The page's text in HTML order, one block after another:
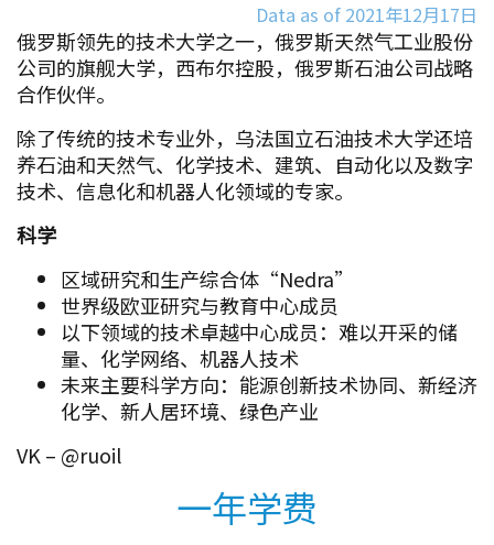
Data as of 2021年12月17日
俄罗斯领先的技术大学之一，俄罗斯天然气工业股份
公司的旗舰大学，西布尔控股，俄罗斯石油公司战略
合作伙伴。
除了传统的技术专业外，乌法国立石油技术大学还培
养石油和天然气、化学技术、建筑、自动化以及数字
技术、信息化和机器人化领域的专家。
科学
区域研究和生产综合体“Nedra”
世界级欧亚研究与教育中心成员
以下领域的技术卓越中心成员：难以开采的储
量、化学网络、机器人技术
未来主要科学方向：能源创新技术协同、新经济
化学、新人居环境、绿色产业
VK – @ruoil
一年学费